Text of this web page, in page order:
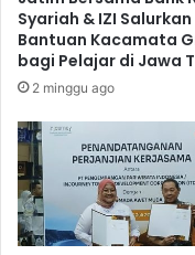
Syariah & IZI Salurkan
Bantuan Kacamata
bagi Pelajar di Jawa
2 minggu ago